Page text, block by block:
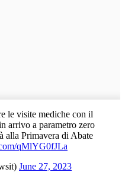
le visite mediche con il
arrivo a parametro zero
alla Primavera di Abate
qMlYG0fJLa
June 27, 2023